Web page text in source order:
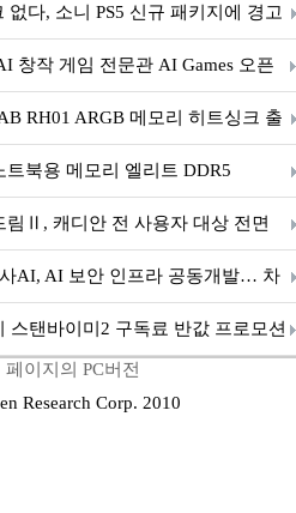
없다, 소니 PS5 신규 패키지에 경고
창작 게임 전문관 AI Games 오픈
RH01 ARGB 메모리 히트싱크 출
북용 메모리 엘리트 DDR5
림Ⅱ, 캐디안 전 사용자 대상 전면
AI, AI 보안 인프라 공동개발… 차
스탠바이미2 구독료 반값 프로모션
페이지의 PC버전
Research Corp. 2010